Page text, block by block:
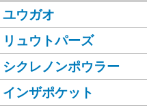
ユウガオ
リュウトパーズ
シクレノンポウラー
インザポケット